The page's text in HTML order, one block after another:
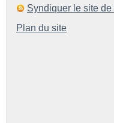
Syndiquer le site de
Plan du site